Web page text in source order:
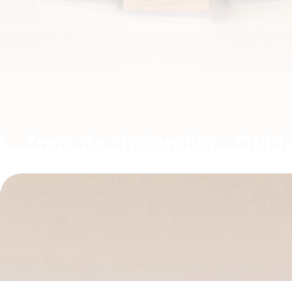
pour définir